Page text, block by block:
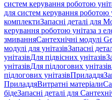
систем керування роботою
для систем керування роботою
комплектиЗапасні деталі для
керування роботою унітаза з
змиванняСантехнічні модулі
модулі для унітазівЗапасні
унітазівДля підвісних унітазів
унітазівДля підлогових унітазів
підлогових унітазівПриладдя
ПриладдяВитратні матеріали
бідеЗапасні деталі для